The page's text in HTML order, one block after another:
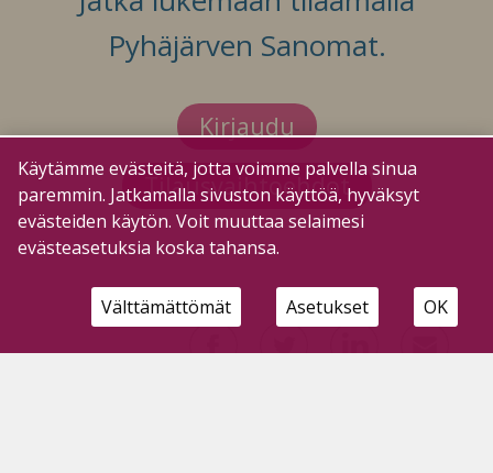
Pyhäjärven Sanomat.
Kirjaudu
Tilausvaihtoehdot
Käytämme evästeitä, jotta voimme palvella sinua
paremmin. Jatkamalla sivuston käyttöä, hyväksyt
evästeiden käytön. Voit muuttaa selaimesi
evästeasetuksia koska tahansa.
Välttämättömät Asetukset OK